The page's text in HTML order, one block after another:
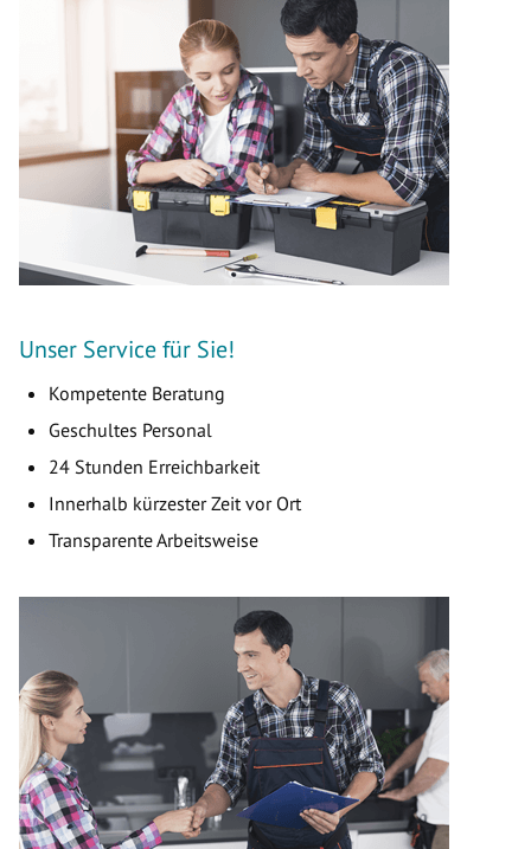
Unser Service für Sie!
Kompetente Beratung
Geschultes Personal
24 Stunden Erreichbarkeit
Innerhalb kürzester Zeit vor Ort
Transparente Arbeitsweise